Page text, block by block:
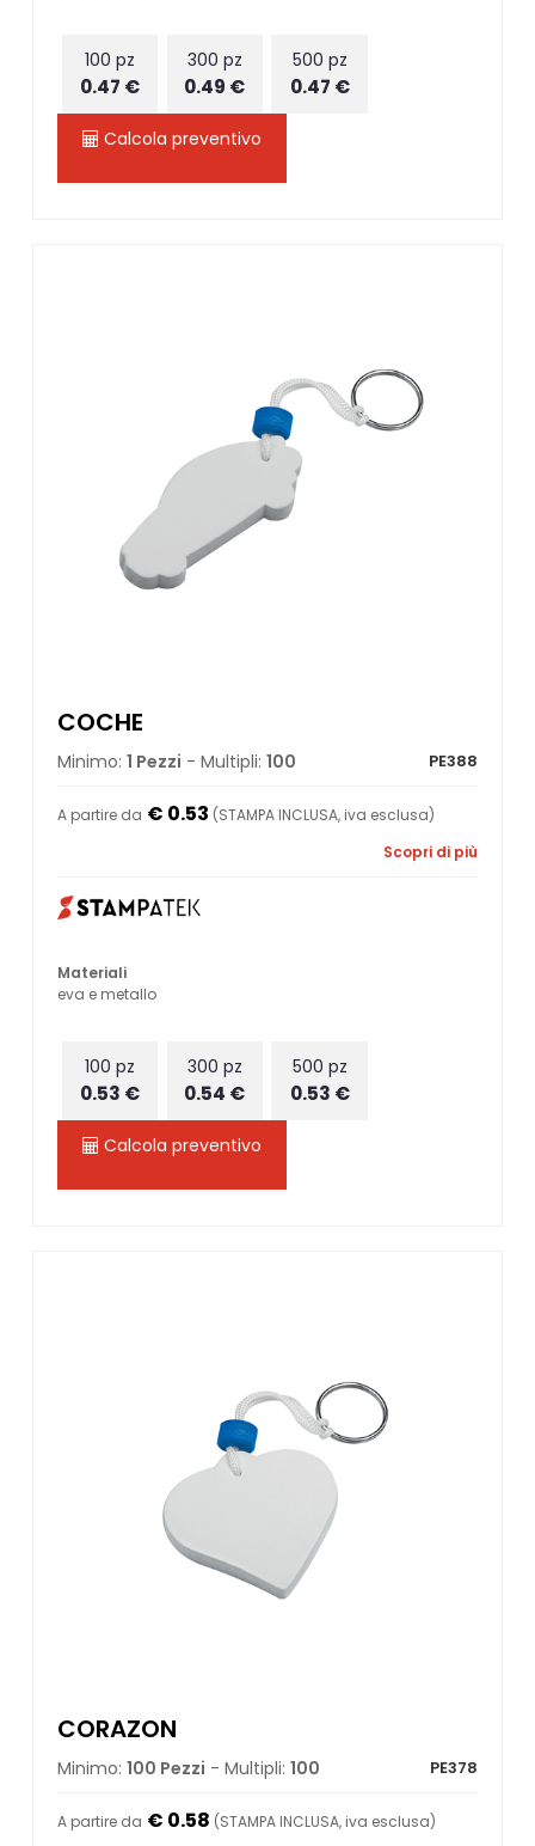
100 pz
0.47 €
300 pz
0.49 €
500 pz
0.47 €
Calcola preventivo
COCHE
Minimo: 1 Pezzi - Multipli: 100 PE388
A partire da € 0.53 (STAMPA INCLUSA, iva esclusa)
Scopri di più
Materiali
eva e metallo
100 pz
0.53 €
300 pz
0.54 €
500 pz
0.53 €
Calcola preventivo
CORAZON
Minimo: 100 Pezzi - Multipli: 100 PE378
A partire da € 0.58 (STAMPA INCLUSA, iva esclusa)